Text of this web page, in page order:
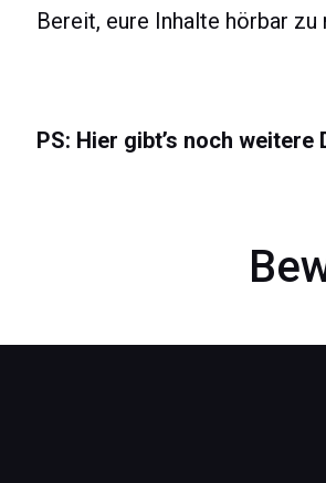
Bereit, eure Inhalte hörbar
PS: Hier gibt’s noch weitere